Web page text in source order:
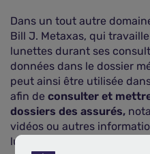
Dans un tout autre
Bill J. Metaxas, qui
lunettes durant ses
données dans le dossier
peut ainsi être utilisée
afin de consulter et
dossiers des assurés,
vidéos ou autres
lunettes. Ces dossiers